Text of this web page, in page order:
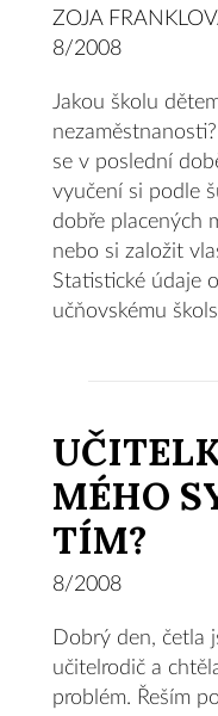
ZOJA
8/2008
Jakou školu
se v poslední
vyučení si podle
dobře placených
nebo si založit
Statistické údaje
učňovskému
MÉHO
TÍM?
8/2008
Dobrý den, četla
učitelrodič a
problém. Řeším